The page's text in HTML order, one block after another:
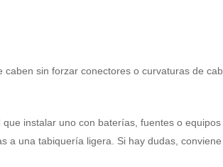
sin forzar conectores o curvaturas de
instalar uno con baterías, fuentes o
a una tabiquería ligera. Si hay dudas,